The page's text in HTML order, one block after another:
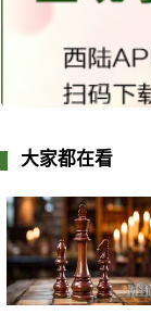
大家都在看